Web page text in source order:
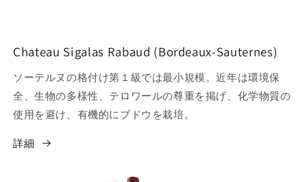
Chateau Sigalas Rabaud (Bordeaux-Sauternes)
ソーテルヌの格付け第１級では最小規模。近年は環境保
全、生物の多様性、テロワールの尊重を掲げ、化学物質の
使用を避け、有機的にブドウを栽培。
詳細